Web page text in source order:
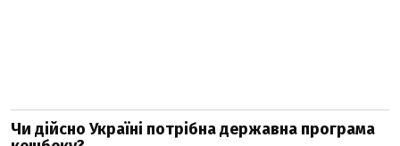
Чи дійсно Україні потрібна державна програма